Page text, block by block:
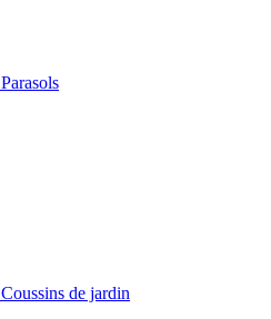
Parasols
Coussins de jardin